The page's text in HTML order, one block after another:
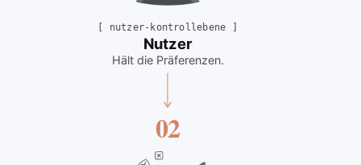
nutzer-kontrollebene
Nutzer
Hält die Präferenzen.
02